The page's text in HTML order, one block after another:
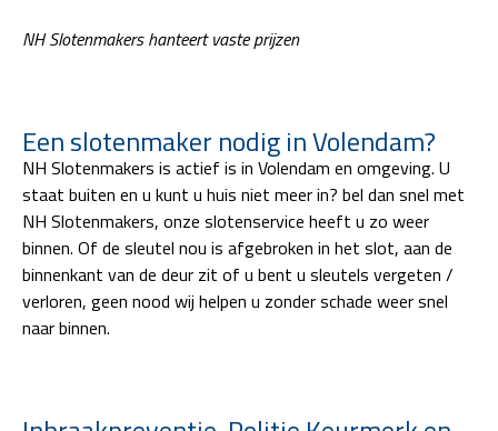
NH Slotenmakers hanteert vaste prijzen
Een slotenmaker nodig in Volendam?
NH Slotenmakers is actief is in Volendam en omgeving. U
staat buiten en u kunt u huis niet meer in? bel dan snel met
NH Slotenmakers, onze slotenservice heeft u zo weer
binnen. Of de sleutel nou is afgebroken in het slot, aan de
binnenkant van de deur zit of u bent u sleutels vergeten /
verloren, geen nood wij helpen u zonder schade weer snel
naar binnen.